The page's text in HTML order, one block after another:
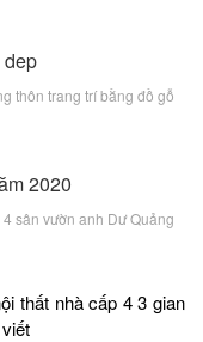
thôn trang trí bằng đồ gỗ
sân vườn anh Dư Quảng
thất nhà cấp 4 3 gian